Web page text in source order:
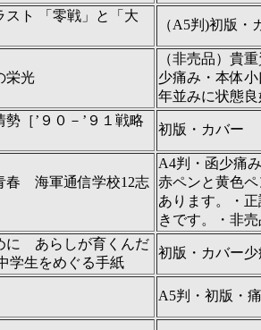
スト 「零戦」と「大
（A5判)初版・
栄光
（非売品）貴
少痛み・本体
年並みに状態良
［’９０－’９１戦略
初版・カバー
春 海軍通信学校12志
A4判・函少痛
赤ペンと黄色
あります。・
きです。・非売
に あらしが育くんだ
学生をめぐる手紙
初版・カバー
A5判・初版・